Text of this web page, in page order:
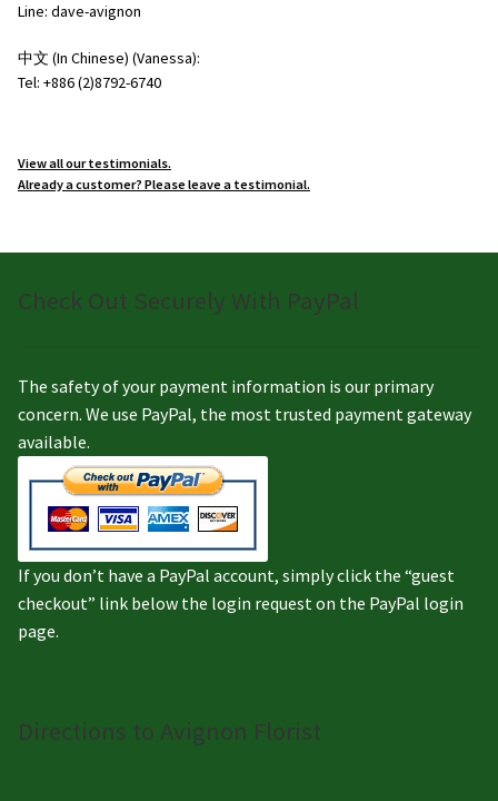
Line: dave-avignon
中文 (In Chinese) (Vanessa):
Tel: +886 (2)8792-6740
View all our testimonials.
Already a customer? Please leave a testimonial.
Check Out Securely With PayPal
The safety of your payment information is our primary
concern. We use PayPal, the most trusted payment gateway
available.
If you don’t have a PayPal account, simply click the “guest
checkout” link below the login request on the PayPal login
page.
Directions to Avignon Florist